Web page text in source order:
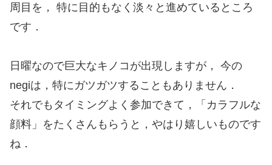
周目を， 特に目的もなく淡々と進めているところ
です．
日曜なので巨大なキノコが出現しますが， 今の
negiは，特にガツガツすることもありません．
それでもタイミングよく参加できて，「カラフルな
顔料」をたくさんもらうと，やはり嬉しいものです
ね．